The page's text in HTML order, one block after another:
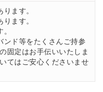
ます。
ます。
ンド等をたくさんご持参
固定はお手伝いいたしま
てはご安心くださいませ